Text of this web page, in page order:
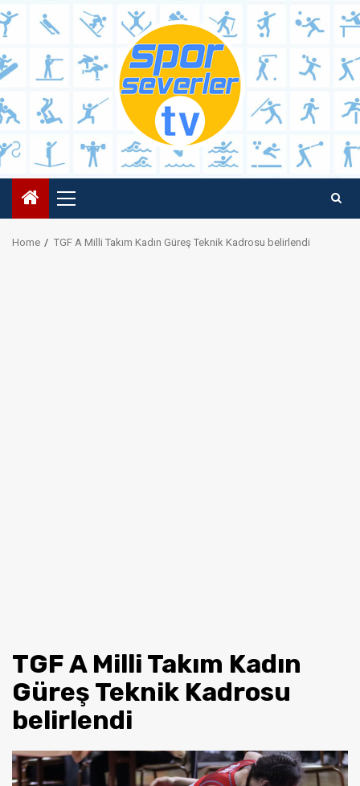
Skip
to
Primary
Menu
Home TGF A Milli Takım Kadın Güreş Teknik Kadrosu belirlendi
TGF A Milli Takım Kadın
Güreş Teknik Kadrosu
belirlendi